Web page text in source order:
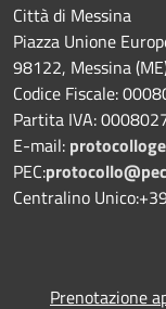
Città di Messina
Piazza Unione
98122, Messina
Codice Fiscale:
Partita IVA:
E-mail:
PEC:
Centralino
Prenotazione